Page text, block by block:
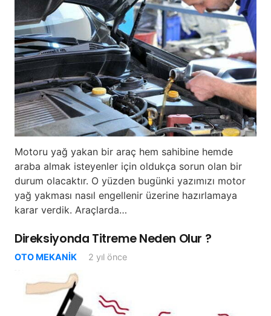
Motoru yağ yakan bir araç hem sahibine hemde
araba almak isteyenler için oldukça sorun olan bir
durum olacaktır. O yüzden bugünki yazımızı motor
yağ yakması nasıl engellenir üzerine hazırlamaya
karar verdik. Araçlarda…
Direksiyonda Titreme Neden Olur ?
OTO MEKANIK 2 yıl önce